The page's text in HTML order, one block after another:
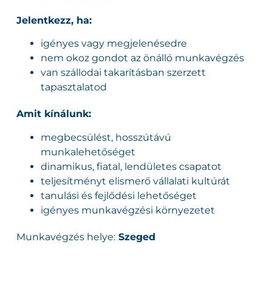
Jelentkezz, ha:
igényes vagy megjelenésedre
nem okoz gondot az önálló munkavégzés
van szállodai takarításban szerzett
tapasztalatod
Amit kínálunk:
megbecsülést, hosszútávú
munkalehetőséget
dinamikus, fiatal, lendületes csapatot
teljesítményt elismerő vállalati kultúrát
tanulási és fejlődési lehetőséget
igényes munkavégzési környezetet
Munkavégzés helye:Szeged